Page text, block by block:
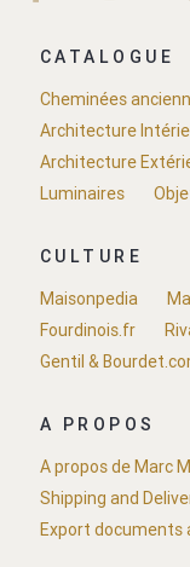
CATALOGUE
Cheminées
Architecture
Architecture
Luminaires
CULTURE
Maisonpedia
Fourdinois.fr
Gentil &
A PROPOS
A propos de Marc
Shipping and
Export documents